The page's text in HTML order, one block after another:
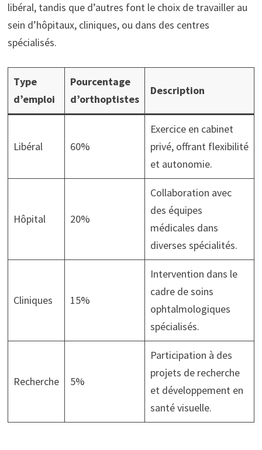
libéral, tandis que d’autres font le choix de travailler au
sein d’hôpitaux, cliniques, ou dans des centres
spécialisés.
Type
d’emploi
Pourcentage
d’orthoptistes
Description
Libéral 60%
Exercice en cabinet
privé, offrant flexibilité
et autonomie.
Hôpital 20%
Collaboration avec
des équipes
médicales dans
diverses spécialités.
Cliniques 15%
Intervention dans le
cadre de soins
ophtalmologiques
spécialisés.
Recherche 5%
Participation à des
projets de recherche
et développement en
santé visuelle.